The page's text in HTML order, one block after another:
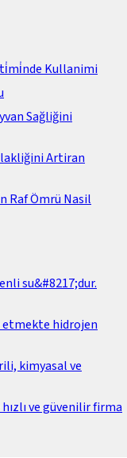
Kullanimi
Sağliğini
Artiran
Raf Ömrü Nasil
su&#8217;dur.
etmekte hidrojen
kimyasal ve
ve güvenilir firma